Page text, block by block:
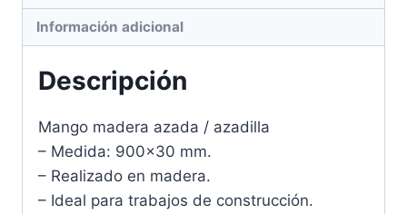
Información adicional
Descripción
Mango madera azada / azadilla
– Medida: 900×30 mm.
– Realizado en madera.
– Ideal para trabajos de construcción.